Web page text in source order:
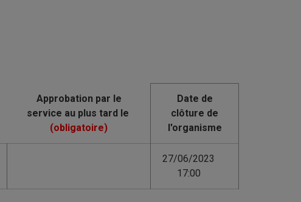
Date de
clôture de
l'organisme
27/06/2023
17:00